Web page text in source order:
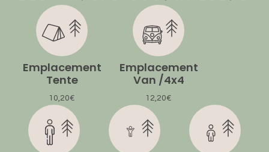
Emplacement
Tente
10,20€
Emplacement
Van /4x4
12,20€